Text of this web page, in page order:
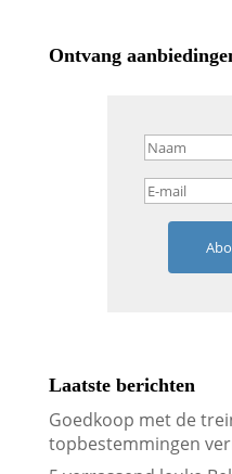
Ontvang
Laatste berichten
Goedkoop met de
topbestemmingen